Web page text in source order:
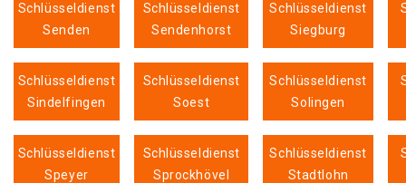
Schlüsseldienst
Senden
Schlüsseldienst
Sendenhorst
Schlüsseldienst
Siegburg
Schlüsseldienst
Sindelfingen
Schlüsseldienst
Soest
Schlüsseldienst
Solingen
Schlüsseldienst
Speyer
Schlüsseldienst
Sprockhövel
Schlüsseldienst
Stadtlohn